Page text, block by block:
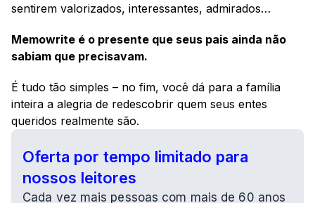
sentirem valorizados, interessantes, admirados…
Memowrite é o presente que seus pais ainda não
sabiam que precisavam.
É tudo tão simples – no fim, você dá para a família
inteira a alegria de redescobrir quem seus entes
queridos realmente são.
Oferta por tempo limitado para
nossos leitores
Cada vez mais pessoas com mais de 60 anos